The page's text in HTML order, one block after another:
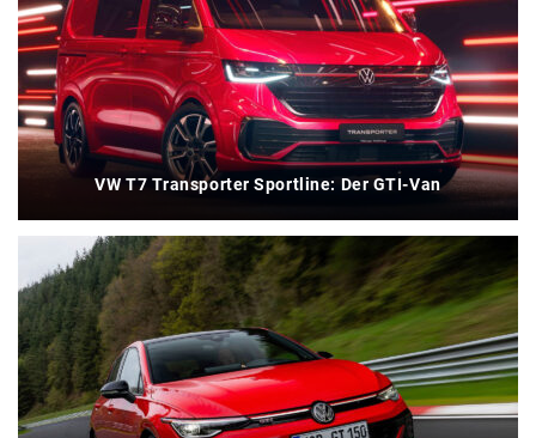
VW T7 Transporter Sportline: Der GTI-Van